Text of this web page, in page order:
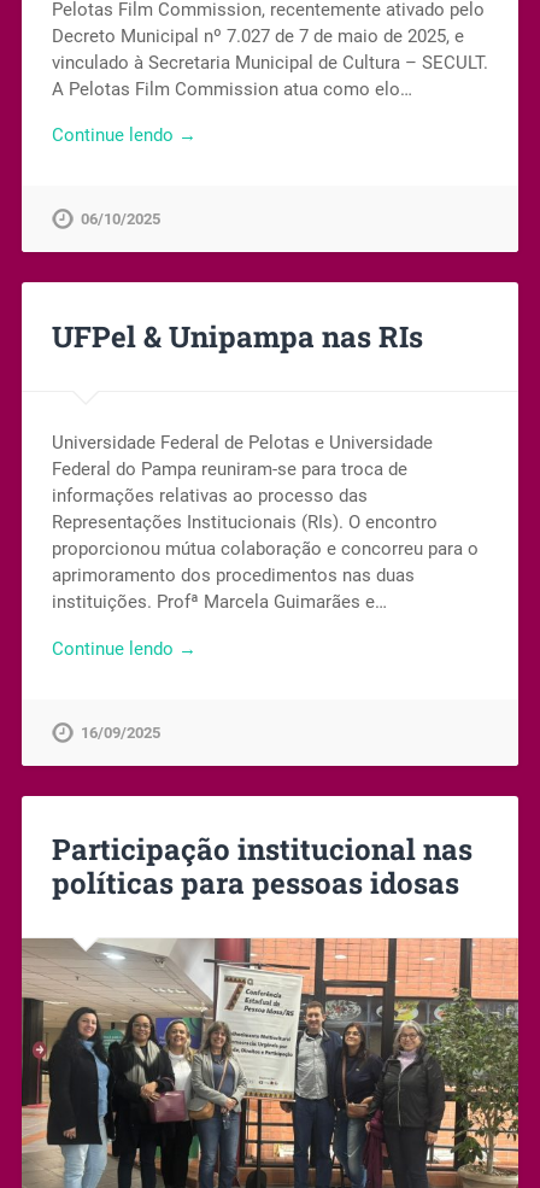
Pelotas Film Commission, recentemente ativado pelo
Decreto Municipal nº 7.027 de 7 de maio de 2025, e
vinculado à Secretaria Municipal de Cultura – SECULT.
A Pelotas Film Commission atua como elo…
Continue lendo →
06/10/2025
UFPel & Unipampa nas RIs
Universidade Federal de Pelotas e Universidade
Federal do Pampa reuniram-se para troca de
informações relativas ao processo das
Representações Institucionais (RIs). O encontro
proporcionou mútua colaboração e concorreu para o
aprimoramento dos procedimentos nas duas
instituições. Profª Marcela Guimarães e…
Continue lendo →
16/09/2025
Participação institucional nas
políticas para pessoas idosas